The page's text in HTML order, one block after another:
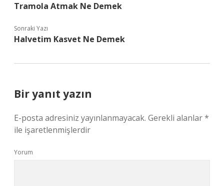
Tramola Atmak Ne Demek
Sonraki Yazı
Halvetim Kasvet Ne Demek
Bir yanıt yazın
E-posta adresiniz yayınlanmayacak. Gerekli alanlar*
ile işaretlenmişlerdir
Yorum